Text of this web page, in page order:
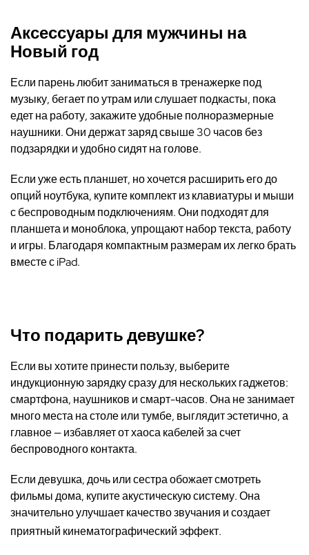
Аксессуары для мужчины на
Новый год
Если парень любит заниматься в тренажерке под
музыку, бегает по утрам или слушает подкасты, пока
едет на работу, закажите удобные полноразмерные
наушники. Они держат заряд свыше 30 часов без
подзарядки и удобно сидят на голове.
Если уже есть планшет, но хочется расширить его до
опций ноутбука, купите комплект из клавиатуры и мыши
с беспроводным подключениям. Они подходят для
планшета и моноблока, упрощают набор текста, работу
и игры. Благодаря компактным размерам их легко брать
вместе с iPad.
Что подарить девушке?
Если вы хотите принести пользу, выберите
индукционную зарядку сразу для нескольких гаджетов:
смартфона, наушников и смарт-часов. Она не занимает
много места на столе или тумбе, выглядит эстетично, а
главное — избавляет от хаоса кабелей за счет
беспроводного контакта.
Если девушка, дочь или сестра обожает смотреть
фильмы дома, купите акустическую систему. Она
значительно улучшает качество звучания и создает
приятный кинематографический эффект.